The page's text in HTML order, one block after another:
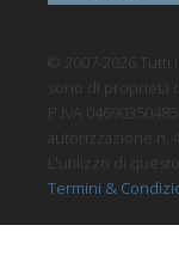
© 2007-2026 Tutti
sono di proprietà
P.IVA
autorizzazione n.
L'utilizzo di
Termini &